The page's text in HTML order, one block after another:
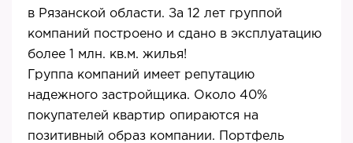
в Рязанской области. За 12 лет группой
компаний построено и сдано в эксплуатацию
более 1 млн. кв.м. жилья!
Группа компаний имеет репутацию
надежного застройщика. Около 40%
покупателей квартир опираются на
позитивный образ компании. Портфель